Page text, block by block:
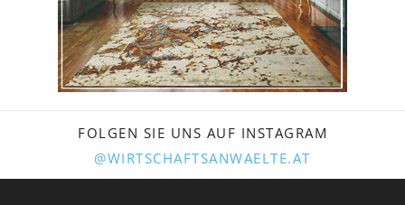
FOLGEN SIE UNS AUF INSTAGRAM
@WIRTSCHAFTSANWAELTE.AT